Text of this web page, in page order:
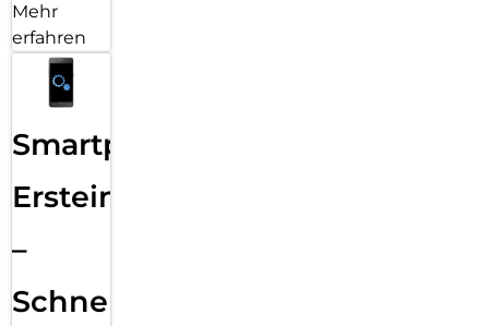
Mehr
erfahren
Smartphone
Ersteinrichtung
–
Schnelle